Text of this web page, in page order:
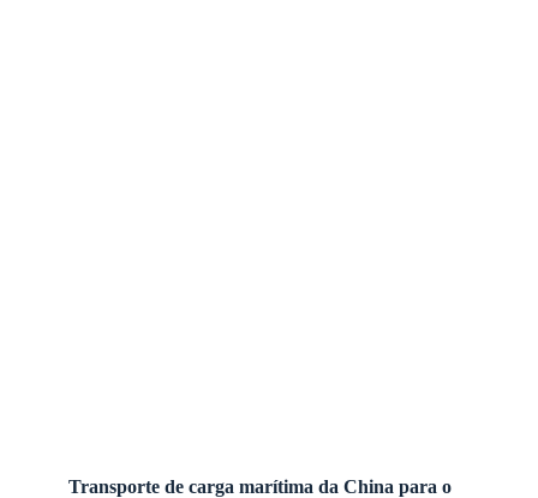
Transporte de carga marítima da China para o